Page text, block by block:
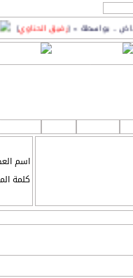
رفيق الحناوي]
اسم
كلمة